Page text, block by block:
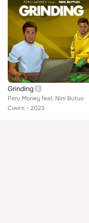
Grinding
Peru Money feat. Nini Butuo
Сингл
2023